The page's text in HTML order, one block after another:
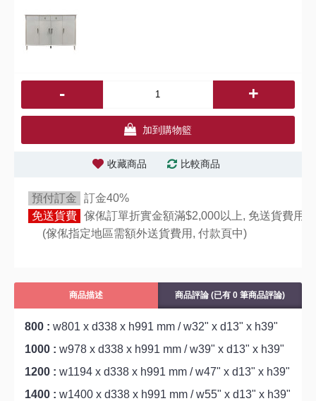
- +
加到購物籃
收藏商品 比較商品
預付訂金
訂金40%
免送貨費 傢俬訂單折實金額滿$2,000以上, 免送貨費用,
(傢俬指定地區需額外送貨費用, 付款頁中)
商品描述 商品評論 (已有 0 筆商品評論)
800 : w801 x d338 x h991 mm / w32" x d13" x h39"
1000 : w978 x d338 x h991 mm / w39" x d13" x h39"
1200 : w1194 x d338 x h991 mm / w47" x d13" x h39"
1400 : w1400 x d338 x h991 mm / w55" x d13" x h39"